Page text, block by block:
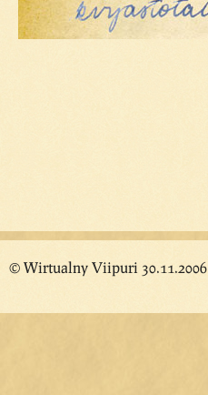
© Wirtualny Viipuri 30.11.2006